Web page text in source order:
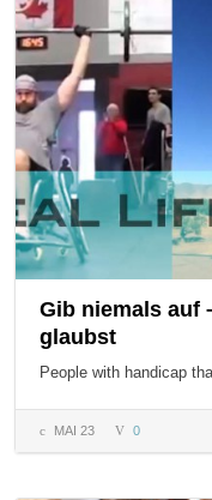
Gib niemals auf
glaubst
People with handicap
MAI 23 0